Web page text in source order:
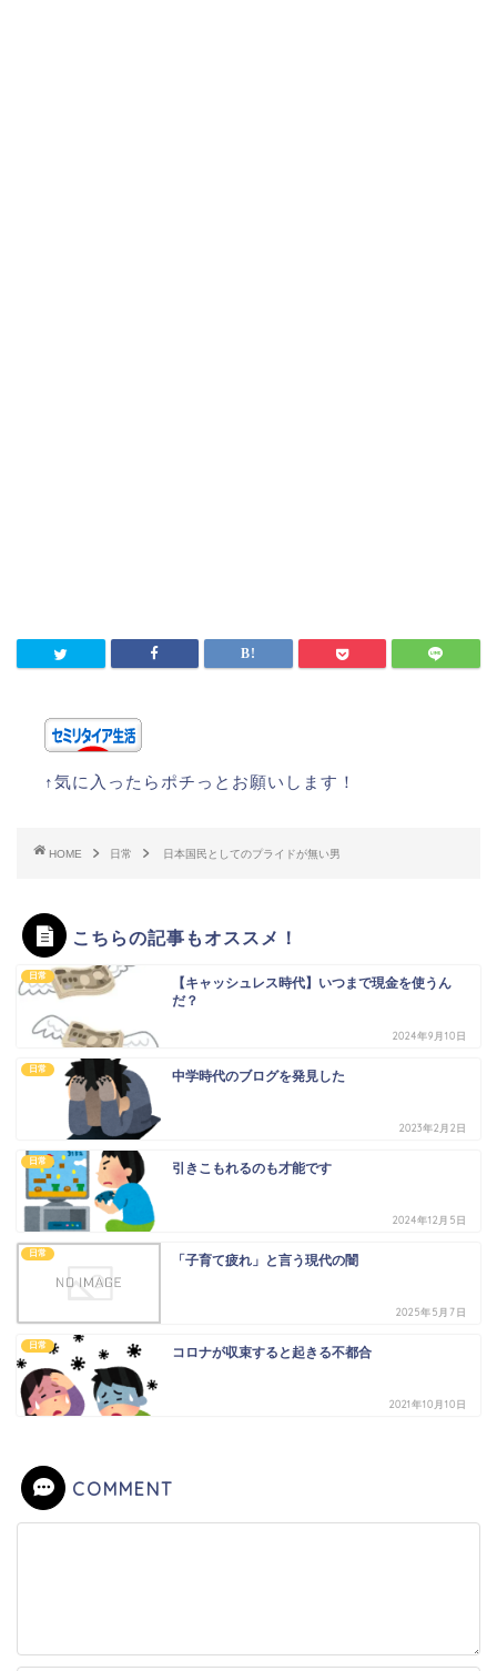
↑気に入ったらポチっとお願いします！
HOME 日常 日本国民としてのプライドが無い男
こちらの記事もオススメ！
日常
【キャッシュレス時代】いつまで現金を使うん
だ？
2024年9月10日
日常 中学時代のブログを発見した
2023年2月2日
日常 引きこもれるのも才能です
2024年12月5日
日常 「子育て疲れ」と言う現代の闇
2025年5月7日
日常 コロナが収束すると起きる不都合
2021年10月10日
COMMENT